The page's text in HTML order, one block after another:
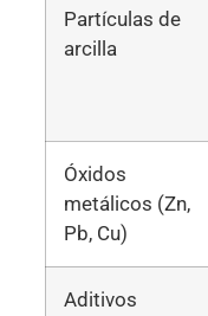
Partículas de
arcilla
Óxidos
metálicos (Zn,
Pb, Cu)
Aditivos